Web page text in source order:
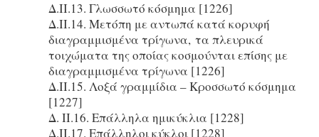
Δ.ΙΙ.13. Γλωσσωτό κόσμημα [1226]
Δ.ΙΙ.14. Μετόπη με αντωπά κατά κορυφή
διαγραμμισμένα τρίγωνα, τα πλευρικά
τοιχώματα της οποίας κοσμούνται επίσης με
διαγραμμισμένα τρίγωνα [1226]
Δ.ΙΙ.15. Λοξά γραμμίδια – Κροσσωτό κόσμημα
[1227]
Δ. ΙΙ.16. Επάλληλα ημικύκλια [1228]
Δ.ΙΙ.17. Επάλληλοι κύκλοι [1228]